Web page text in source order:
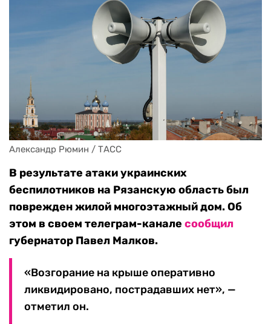
Александр Рюмин / ТАСС
В результате атаки украинских
беспилотников на Рязанскую область был
поврежден жилой многоэтажный дом. Об
этом в своем телеграм-канале сообщил
губернатор Павел Малков.
«Возгорание на крыше оперативно
ликвидировано, пострадавших нет», —
отметил он.